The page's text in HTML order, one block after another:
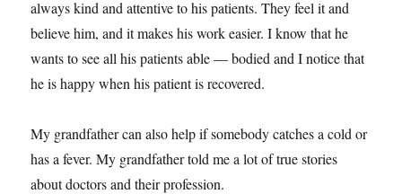
always kind and attentive to his patients. They feel it and
believe him, and it makes his work easier. I know that he
wants to see all his patients able — bodied and I notice that
he is happy when his patient is recovered.
My grandfather can also help if somebody catches a cold or
has a fever. My grandfather told me a lot of true stories
about doctors and their profession.